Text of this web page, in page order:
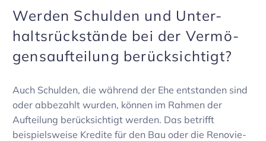
Werden Schulden und Unter­
halts­rück­stände bei der Vermö­
gens­auf­tei­lung berück­sich­tigt?
Auch Schulden, die während der Ehe entstanden sind
oder abbe­zahlt wurden, können im Rahmen der
Auftei­lung berück­sich­tigt werden. Das betrifft
beispiels­weise Kredite für den Bau oder die Reno­vie­